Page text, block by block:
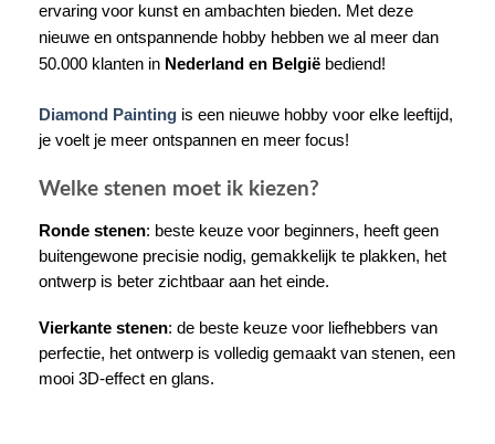
ervaring voor kunst en ambachten bieden. Met deze
nieuwe en ontspannende hobby hebben we al meer dan
50.000 klanten in Nederland en België bediend!
Diamond Painting is een nieuwe hobby voor elke leeftijd,
je voelt je meer ontspannen en meer focus!
Welke stenen moet ik kiezen?
Ronde stenen: beste keuze voor beginners, heeft geen
buitengewone precisie nodig, gemakkelijk te plakken, het
ontwerp is beter zichtbaar aan het einde.
Vierkante stenen: de beste keuze voor liefhebbers van
perfectie, het ontwerp is volledig gemaakt van stenen, een
mooi 3D-effect en glans.